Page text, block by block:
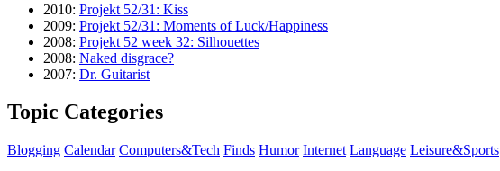
2010: Projekt 52/31: Kiss
2009: Projekt 52/31: Moments of Luck/Happiness
2008: Projekt 52 week 32: Silhouettes
2008: Naked disgrace?
2007: Dr. Guitarist
Topic Categories
Blogging Calendar Computers&Tech Finds Humor Internet Language Leisure&Sports